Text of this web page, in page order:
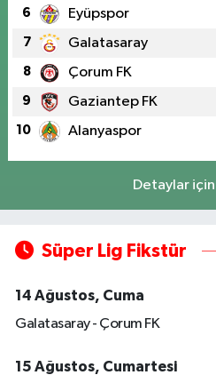
6 Eyüpspor
7 Galatasaray
8 Çorum FK
9 Gaziantep FK
10 Alanyaspor
Detaylar için
Süper Lig Fikstür
14 Ağustos, Cuma
Galatasaray - Çorum FK
15 Ağustos, Cumartesi